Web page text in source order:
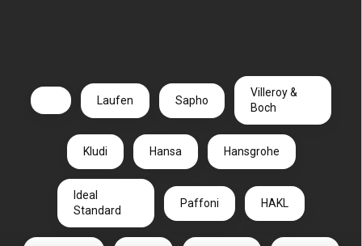
Laufen Sapho
Villeroy &
Boch
Kludi Hansa Hansgrohe
Ideal
Standard
Paffoni HAKL